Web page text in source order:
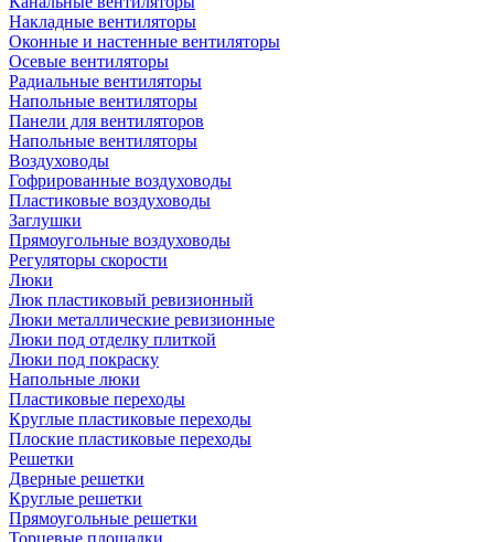
Накладные вентиляторы
Оконные и настенные вентиляторы
Осевые вентиляторы
Радиальные вентиляторы
Напольные вентиляторы
Панели для вентиляторов
Напольные вентиляторы
Воздуховоды
Гофрированные воздуховоды
Пластиковые воздуховоды
Заглушки
Прямоугольные воздуховоды
Регуляторы скорости
Люки
Люк пластиковый ревизионный
Люки металлические ревизионные
Люки под отделку плиткой
Люки под покраску
Напольные люки
Пластиковые переходы
Круглые пластиковые переходы
Плоские пластиковые переходы
Решетки
Дверные решетки
Круглые решетки
Прямоугольные решетки
Торцевые площадки